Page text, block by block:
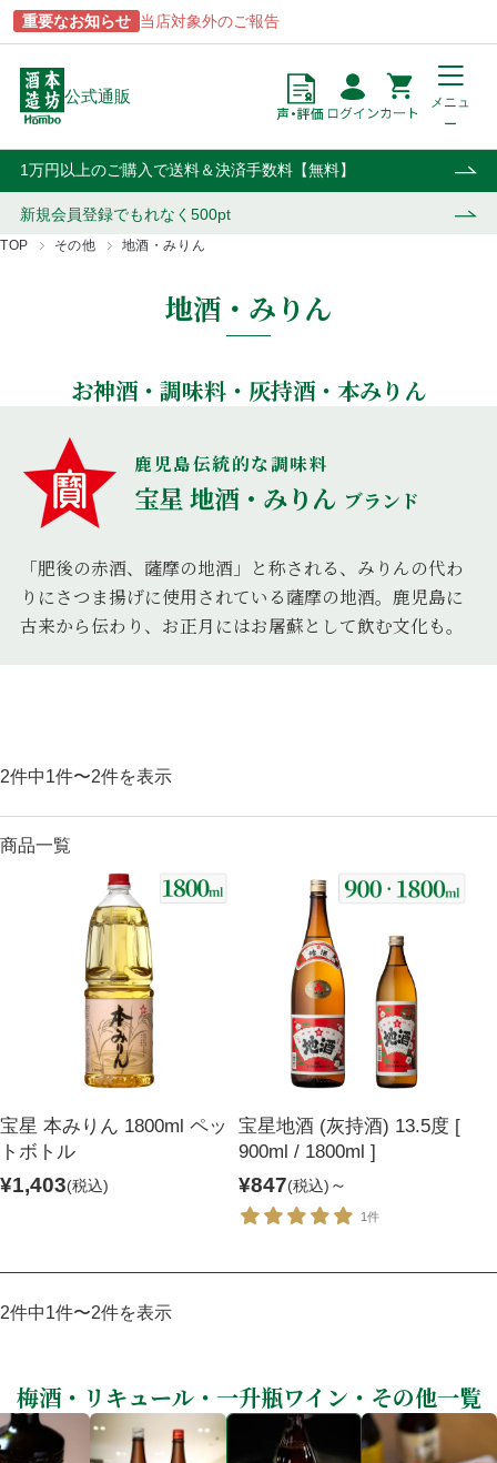
重要なお知らせ 当店対象外のご報告
1万円以上のご購入で送料＆決済手数料【無料】
公式通販
新規会員登録でもれなく500pt
メニュ
ー
ブランドから探す
屋久島
おはら
麦焼酎
津貫
和美人
上等梅酒
酒類から探す
ウイスキー・ジン
ワイン
その他
自宅用
点 円
酒類から探す
ウイスキー・ジン
リキュール・梅酒 ワイン
その他 セット商品
用途から探す
贈答用 自宅用
業務用
TOP その他 地酒・みりん
地酒・みりん
お神酒・調味料・灰持酒・本みりん
鹿児島伝統的な調味料
宝星 地酒・みりん ブランド
「肥後の赤酒、薩摩の地酒」と称される、みりんの代わ
りにさつま揚げに使用されている薩摩の地酒。鹿児島に
古来から伝わり、お正月にはお屠蘇として飲む文化も。
2件中1件〜2件を表示
商品一覧
宝星 本みりん 1800ml ペッ
トボトル
¥1,403(税込)
宝星地酒 (灰持酒) 13.5度 [
900ml / 1800ml ]
¥847(税込) ～
1件
2件中1件〜2件を表示
梅酒・リキュール・一升瓶ワイン・その他一覧